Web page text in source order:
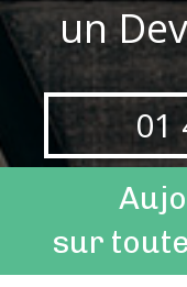
un
01
sur